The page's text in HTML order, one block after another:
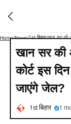
Home/News/1st बिहार/
खान सर की
कोर्ट इस
जाएंगे जेल?
1st बिहार 1